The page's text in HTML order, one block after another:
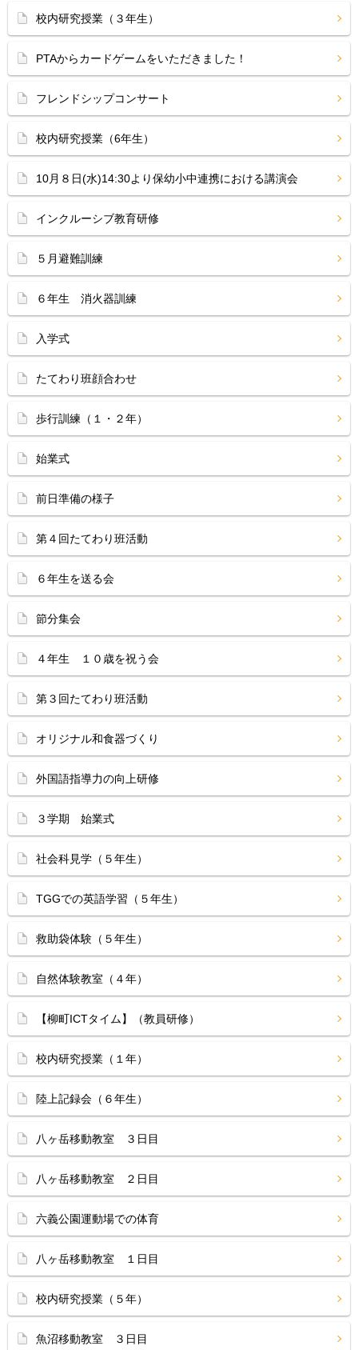
校内研究授業（３年生）
PTAからカードゲームをいただきました！
フレンドシップコンサート
校内研究授業（6年生）
10月８日(水)14:30より保幼小中連携における講演会
インクルーシブ教育研修
５月避難訓練
６年生 消火器訓練
入学式
たてわり班顔合わせ
歩行訓練（１・２年）
始業式
前日準備の様子
第４回たてわり班活動
６年生を送る会
節分集会
４年生 １０歳を祝う会
第３回たてわり班活動
オリジナル和食器づくり
外国語指導力の向上研修
３学期 始業式
社会科見学（５年生）
TGGでの英語学習（５年生）
救助袋体験（５年生）
自然体験教室（４年）
【柳町ICTタイム】（教員研修）
校内研究授業（１年）
陸上記録会（６年生）
八ヶ岳移動教室 ３日目
八ヶ岳移動教室 ２日目
六義公園運動場での体育
八ヶ岳移動教室 １日目
校内研究授業（５年）
魚沼移動教室 ３日目